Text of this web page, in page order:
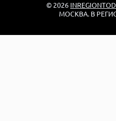
© 2026
МОСКВА. В